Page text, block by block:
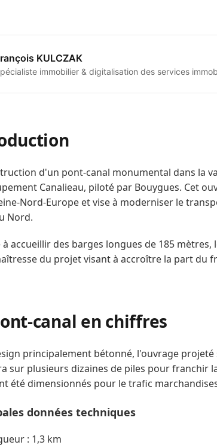
KULCZAK
immobilier & digitalisation des services
d'un pont‑canal monumental dans la
Canalieau, piloté par Bouygues. Cet
et vise à moderniser le
Nord.
à accueillir des barges longues de 185
du projet visant à accroître la part du
en chiffres
principalement bétonné, l'ouvrage
sur plusieurs dizaines de piles pour franchir
été dimensionnés pour le trafic
données techniques
: 1,3 km